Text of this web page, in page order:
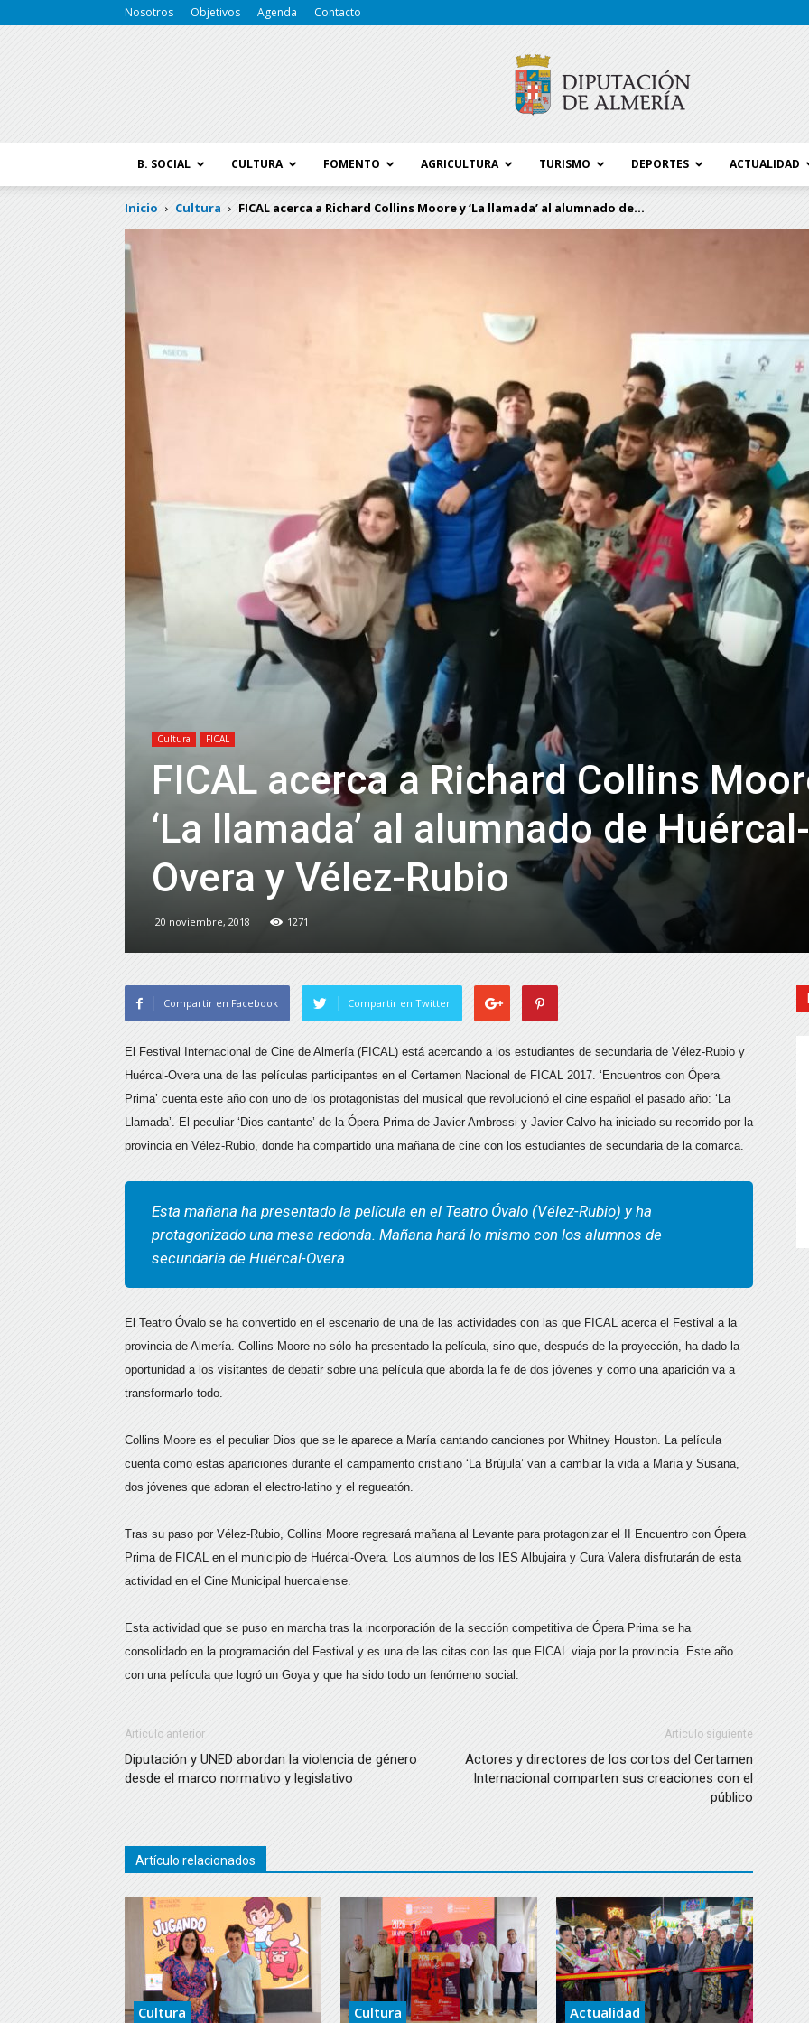
Nosotros Objetivos Agenda Contacto
de
Almería
B. SOCIAL CULTURA FOMENTO AGRICULTURA TURISMO DEPORTES ACTUALIDAD
Inicio Cultura FICAL acerca a Richard Collins Moore y ‘La llamada’ al alumnado de...
Cultura FICAL
FICAL acerca a Richard Collins
‘La llamada’ al alumnado de Huércal-
Overa y Vélez-Rubio
20 noviembre, 2018 1271
Compartir en Facebook Compartir en Twitter
El Festival Internacional de Cine de Almería (FICAL) está acercando a los estudiantes de secundaria de Vélez-Rubio y
Huércal-Overa una de las películas participantes en el Certamen Nacional de FICAL 2017. ‘Encuentros con Ópera
Prima’ cuenta este año con uno de los protagonistas del musical que revolucionó el cine español el pasado año: ‘La
Llamada’. El peculiar ‘Dios cantante’ de la Ópera Prima de Javier Ambrossi y Javier Calvo ha iniciado su recorrido por la
provincia en Vélez-Rubio, donde ha compartido una mañana de cine con los estudiantes de secundaria de la comarca.
Esta mañana ha presentado la película en el Teatro Óvalo (Vélez-Rubio) y ha
protagonizado una mesa redonda. Mañana hará lo mismo con los alumnos de
secundaria de Huércal-Overa
El Teatro Óvalo se ha convertido en el escenario de una de las actividades con las que FICAL acerca el Festival a la
provincia de Almería. Collins Moore no sólo ha presentado la película, sino que, después de la proyección, ha dado la
oportunidad a los visitantes de debatir sobre una película que aborda la fe de dos jóvenes y como una aparición va a
transformarlo todo.
Collins Moore es el peculiar Dios que se le aparece a María cantando canciones por Whitney Houston. La película
cuenta como estas apariciones durante el campamento cristiano ‘La Brújula’ van a cambiar la vida a María y Susana,
dos jóvenes que adoran el electro-latino y el regueatón.
Tras su paso por Vélez-Rubio, Collins Moore regresará mañana al Levante para protagonizar el II Encuentro con Ópera
Prima de FICAL en el municipio de Huércal-Overa. Los alumnos de los IES Albujaira y Cura Valera disfrutarán de esta
actividad en el Cine Municipal huercalense.
Esta actividad que se puso en marcha tras la incorporación de la sección competitiva de Ópera Prima se ha
consolidado en la programación del Festival y es una de las citas con las que FICAL viaja por la provincia. Este año
con una película que logró un Goya y que ha sido todo un fenómeno social.
Artículo anterior
Diputación y UNED abordan la violencia de género
desde el marco normativo y legislativo
Artículo siguiente
Actores y directores de los cortos del Certamen
Internacional comparten sus creaciones con el
público
Artículo relacionados
Cultura Cultura Actualidad